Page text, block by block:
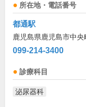
所在地・電話番号
都通駅
鹿児島県鹿児島市中
099-214-3400
診療科目
泌尿器科